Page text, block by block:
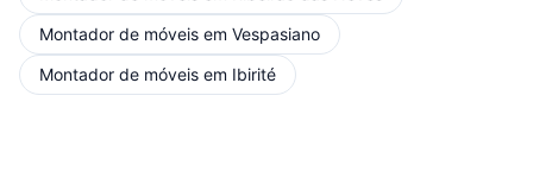
Montador de móveis em Vespasiano
Montador de móveis em Ibirité